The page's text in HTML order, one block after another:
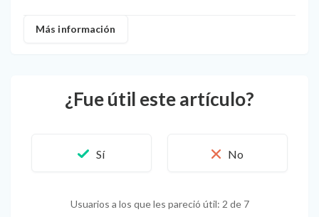
Más información
¿Fue útil este artículo?
Usuarios a los que les pareció útil: 2 de 7